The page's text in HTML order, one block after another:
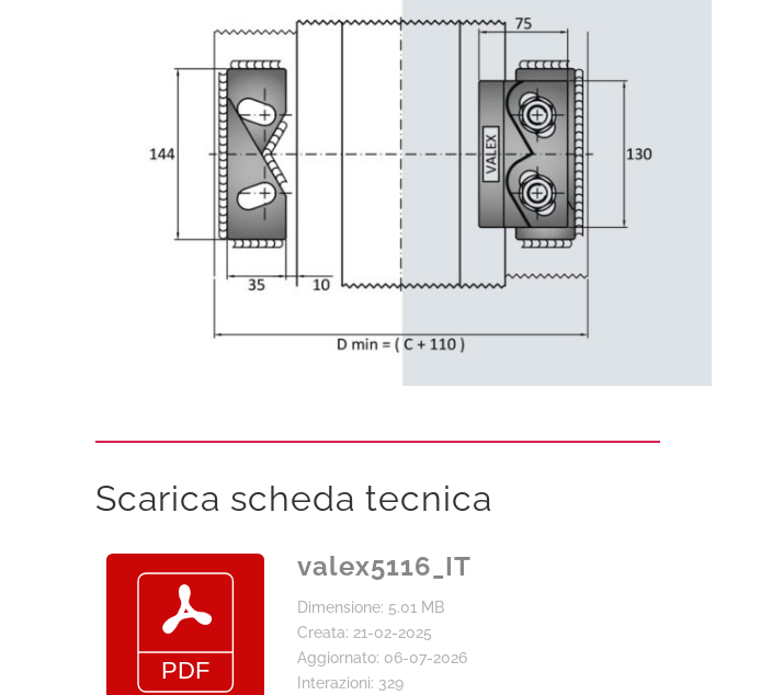
Scarica scheda tecnica
valex5116_IT
Dimensione: 5.01 MB
Creata: 21-02-2025
Aggiornato: 06-07-2026
Interazioni: 329